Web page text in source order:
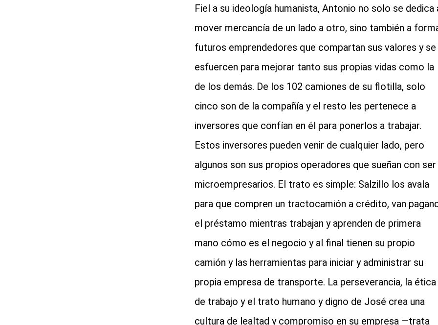
Fiel a su ideología humanista, Antonio no solo se dedica
mover mercancía de un lado a otro, sino también a
futuros emprendedores que compartan sus valores y se
esfuercen para mejorar tanto sus propias vidas como la
de los demás. De los 102 camiones de su flotilla, solo
cinco son de la compañía y el resto les pertenece a
inversores que confían en él para ponerlos a trabajar.
Estos inversores pueden venir de cualquier lado, pero
algunos son sus propios operadores que sueñan con ser
microempresarios. El trato es simple: Salzillo los avala
para que compren un tractocamión a crédito, van
el préstamo mientras trabajan y aprenden de primera
mano cómo es el negocio y al final tienen su propio
camión y las herramientas para iniciar y administrar su
propia empresa de transporte. La perseverancia, la ética
de trabajo y el trato humano y digno de José crea una
cultura de lealtad y compromiso en su empresa —trata